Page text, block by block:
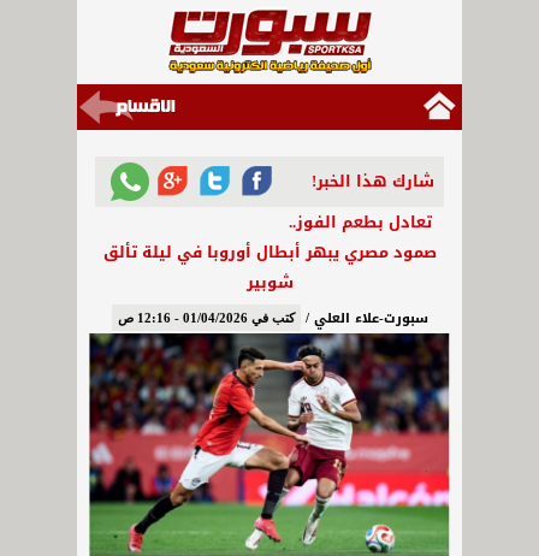
شارك هذا الخبر!
تعادل بطعم الفوز..
صمود مصري يبهر أبطال أوروبا في ليلة تألق
شوبير
سبورت-علاء العلي / كتب في 01/04/2026 - 12:16 ص